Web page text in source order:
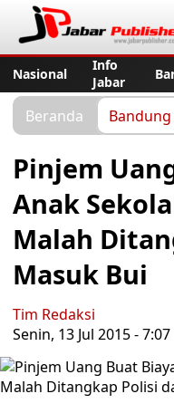
Nasional
Info
Jabar
Beranda Bandung
Pinjem
Anak
Malah
Masuk Bui
Tim Redaksi
Senin, 13 Jul 2015 - 7:07